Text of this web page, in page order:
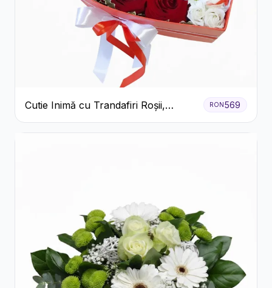
Cutie Inimă cu Trandafiri Roșii,
Crizanteme Albe și Bomboane
Raffaello
RON569